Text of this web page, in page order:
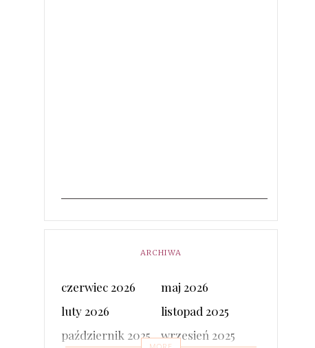
ARCHIWA
czerwiec 2026
maj 2026
luty 2026
listopad 2025
październik 2025
wrzesień 2025